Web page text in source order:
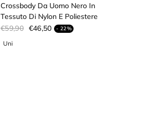
Crossbody Da Uomo Nero In
Tessuto Di Nylon E Poliestere
€59,90 €46,50 - 22%